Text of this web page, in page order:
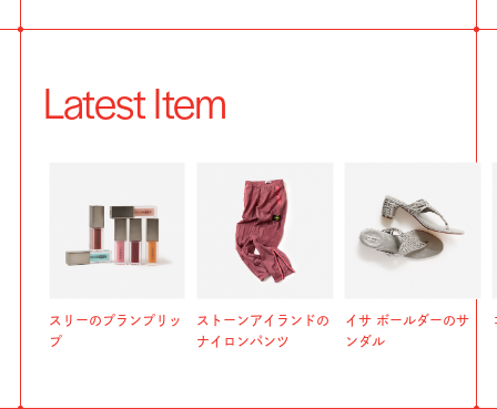
Latest Item
スリーのプランプリッ
プ
ストーンアイランドの
ナイロンパンツ
イサ ボールダーのサ
ンダル